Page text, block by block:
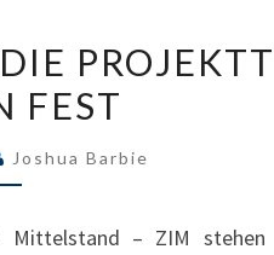
NEUE
FEST
Joshua Barbie
Mittelstand – ZIM